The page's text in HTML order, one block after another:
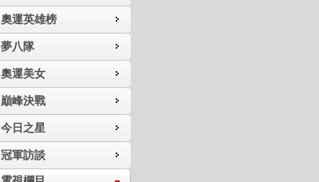
奧運英雄榜
夢八隊
奧運美女
巔峰決戰
今日之星
冠軍訪談